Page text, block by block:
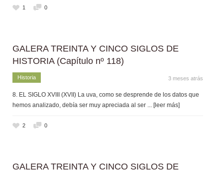
1 0
GALERA TREINTA Y CINCO SIGLOS DE
HISTORIA (Capítulo nº 118)
Historia 3 meses atrás
8. EL SIGLO XVIII (XVII) La uva, como se desprende de los datos que
hemos analizado, debía ser muy apreciada al ser
... [leer más]
2 0
GALERA TREINTA Y CINCO SIGLOS DE